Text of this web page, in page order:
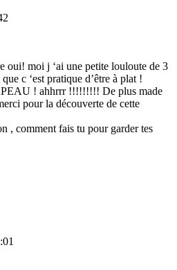
oui! moi j ‘ai une petite louloute de 3
c ‘est pratique d’être à plat !
! ahhrrr !!!!!!!!! De plus made
pour la découverte de cette
, comment fais tu pour garder tes